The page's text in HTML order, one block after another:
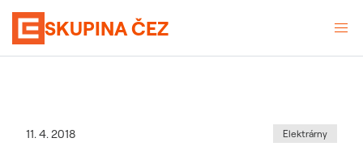
SKUPINA ČEZ
Datum zveřejnění
11. 4. 2018 Kategorie
Elektrárny